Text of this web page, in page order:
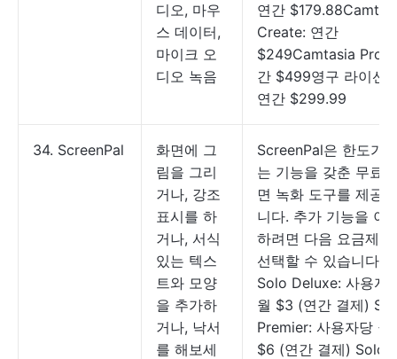
디오, 마우
스 데이터,
마이크 오
디오 녹음
연간
Create: 연간
$249Camtasia Pro:
간 $499영구 라이선
연간 $299.99
34. ScreenPal
화면에 그
림을 그리
거나, 강조
표시를 하
거나, 서식
있는 텍스
트와 모양
을 추가하
거나, 낙서
를 해보세
ScreenPal은 한도가
는 기능을 갖춘 무료
면 녹화 도구를 제공합
니다. 추가 기능을 이
하려면 다음 요금제를
선택할 수 있습니다:
Solo Deluxe: 사용자
월 $3 (연간 결제)
Premier: 사용자당 월
$6 (연간 결제) Solo